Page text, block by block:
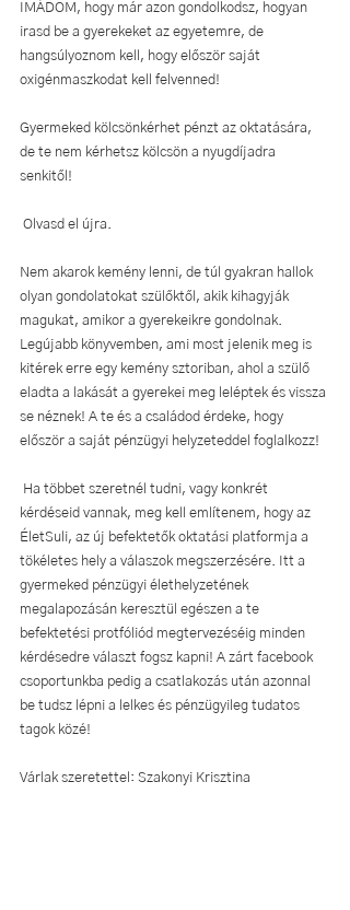
IMÁDOM, hogy már azon gondolkodsz, hogyan
irasd be a gyerekeket az egyetemre, de
hangsúlyoznom kell, hogy először saját
oxigénmaszkodat kell felvenned!
Gyermeked kölcsönkérhet pénzt az oktatására,
de te nem kérhetsz kölcsön a nyugdíjadra
senkitől!
Olvasd el újra.
Nem akarok kemény lenni, de túl gyakran hallok
olyan gondolatokat szülőktől, akik kihagyják
magukat, amikor a gyerekeikre gondolnak.
Legújabb könyvemben, ami most jelenik meg is
kitérek erre egy kemény sztoriban, ahol a szülő
eladta a lakását a gyerekei meg leléptek és vissza
se néznek! A te és a családod érdeke, hogy
először a saját pénzügyi helyzeteddel foglalkozz!
kérdéseid vannak, meg kell említenem, hogy az
ÉletSuli, az új befektetők oktatási platformja a
tökéletes hely a válaszok megszerzésére. Itt a
gyermeked pénzügyi élethelyzetének
megalapozásán keresztül egészen a te
befektetési protfóliód megtervezéséig minden
kérdésedre választ fogsz kapni! A zárt facebook
csoportunkba pedig a csatlakozás után azonnal
be tudsz lépni a lelkes és pénzügyileg tudatos
tagok közé!
Várlak szeretettel: Szakonyi Krisztina